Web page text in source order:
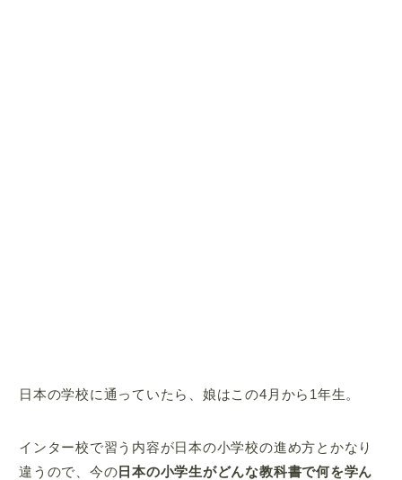
日本の学校に通っていたら、娘はこの4月から1年生。
インター校で習う内容が日本の小学校の進め方とかなり
違うので、今の 日本の小学生がどんな教科書で何を学ん